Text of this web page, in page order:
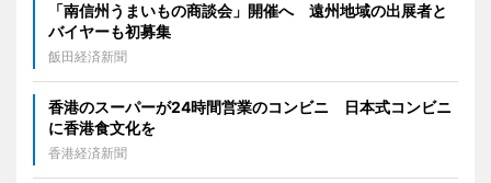
「南信州うまいもの商談会」開催へ 遠州地域の出展者と
バイヤーも初募集
飯田経済新聞
香港のスーパーが24時間営業のコンビニ 日本式コンビニ
に香港食文化を
香港経済新聞